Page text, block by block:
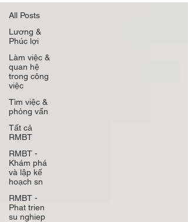
All Posts
Lương &
Phúc lợi
Làm việc &
quan hệ
trong công
việc
Tìm việc &
phỏng vấn
Tất cả
RMBT
RMBT -
Khám phá
và lập kế
hoạch sn
RMBT -
Phat trien
su nghiep